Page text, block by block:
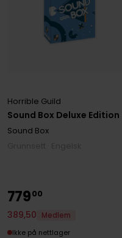
Sound Box Deluxe Edition
Horrible Guild
Sound Box
77900
389,50
Medlem
Ikke på nettlager